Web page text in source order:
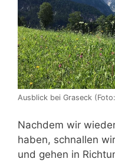
Ausblick bei Graseck
Nachdem wir
haben, schnallen
und gehen in